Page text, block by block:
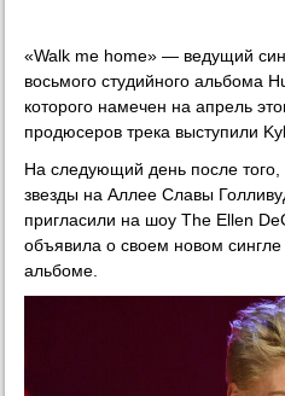
«Walk me home» — ведущий
восьмого студийного альбома
которого намечен на апрель
продюсеров трека выступили
На следующий день после того,
звезды на Аллее Славы
пригласили на шоу The Ellen
объявила о своем новом
альбоме.